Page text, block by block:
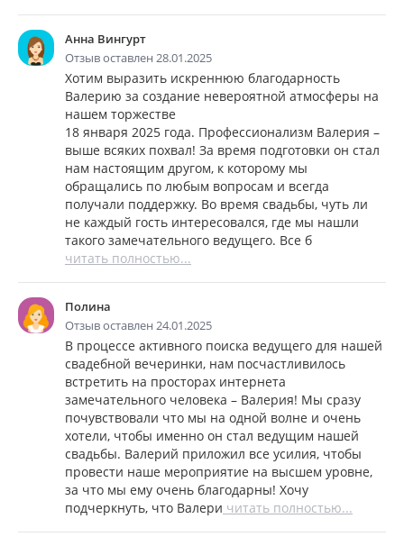
Анна Вингурт
Отзыв оставлен 28.01.2025
Хотим выразить искреннюю благодарность
Валерию за создание невероятной атмосферы на
нашем торжестве
18 января 2025 года. Профессионализм Валерия –
выше всяких похвал! За время подготовки он стал
нам настоящим другом, к которому мы
обращались по любым вопросам и всегда
получали поддержку. Во время свадьбы, чуть ли
не каждый гость интересовался, где мы нашли
такого замечательного ведущего. Все б
читать полностью...
Полина
Отзыв оставлен 24.01.2025
В процессе активного поиска ведущего для нашей
свадебной вечеринки, нам посчастливилось
встретить на просторах интернета
замечательного человека – Валерия! Мы сразу
почувствовали что мы на одной волне и очень
хотели, чтобы именно он стал ведущим нашей
свадьбы. Валерий приложил все усилия, чтобы
провести наше мероприятие на высшем уровне,
за что мы ему очень благодарны! Хочу
подчеркнуть, что Валери читать полностью...